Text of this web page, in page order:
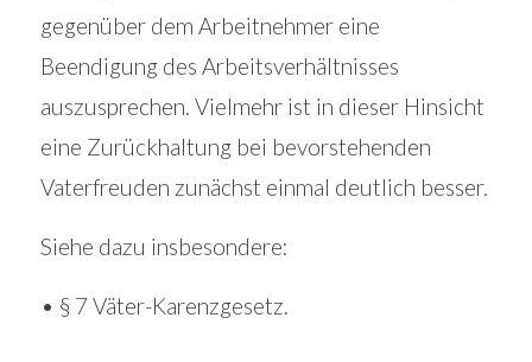
gegenüber dem Arbeitnehmer eine
Beendigung des Arbeitsverhältnisses
auszusprechen. Vielmehr ist in dieser Hinsicht
eine Zurückhaltung bei bevorstehenden
Vaterfreuden zunächst einmal deutlich besser.
Siehe dazu insbesondere:
• § 7 Väter-Karenzgesetz.